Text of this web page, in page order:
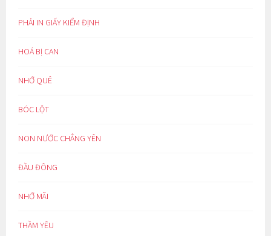
PHẢI IN GIẤY KIỂM ĐỊNH
HOÁ BỊ CAN
NHỚ QUÊ
BÓC LỘT
NON NƯỚC CHẲNG YÊN
ĐẦU ĐÔNG
NHỚ MÃI
THẦM YÊU